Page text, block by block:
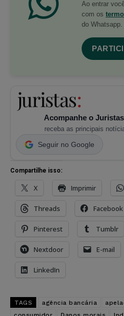
Ao entrar
com os
do Whatsapp.
Acompanhe o
receba as principais
Seguir no Google
Compartilhe isso:
X Imprimir
Threads Facebook
Pinterest Tumblr
Nextdoor E-mail
LinkedIn
TAGS agência bancária